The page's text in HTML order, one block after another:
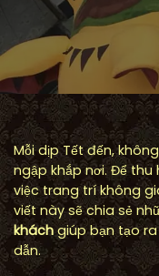
Mỗi dịp Tết đến,
ngập khắp nơi. Để
việc trang trí không
viết này sẽ chia sẻ
khách giúp bạn tạo
dẫn.